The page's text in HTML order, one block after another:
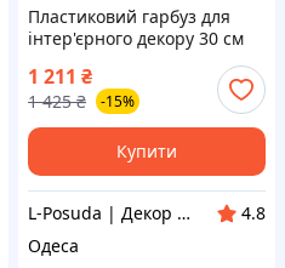
Пластиковий гарбуз для
інтер'єрного декору 30 см
1 211 ₴
1 425 ₴ -15%
Купити
L-Posuda | Декор та посуда для вашего дома
4.8
Одеса